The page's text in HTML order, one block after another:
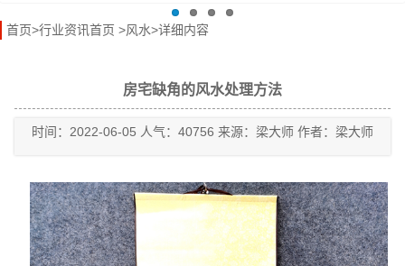
首页>行业资讯首页 >风水>详细内容
房宅缺角的风水处理方法
时间：2022-06-05 人气：40756 来源：梁大师 作者：梁大师